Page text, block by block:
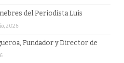
del Periodista Luis
2026
Fundador y Director de